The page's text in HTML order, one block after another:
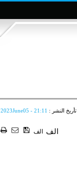
تأريخ النشر : 2023June05 - 21:11
الف الف